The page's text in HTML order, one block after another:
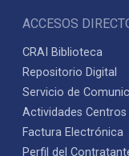
ACCESOS
CRAI Biblioteca
Repositorio Digital
Servicio de
Actividades
Factura Electrónica
Perfil del